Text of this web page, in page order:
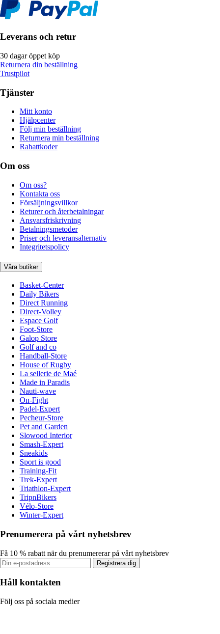
Leverans och retur
30 dagar öppet köp
Returnera din beställning
Trustpilot
Tjänster
Mitt konto
Hjälpcenter
Följ min beställning
Returnera min beställning
Rabattkoder
Om oss
Om oss?
Kontakta oss
Försäljningsvillkor
Returer och återbetalningar
Ansvarsfriskrivning
Betalningsmetoder
Priser och leveransalternativ
Integritetspolicy
Våra butiker
Basket-Center
Daily Bikers
Direct Running
Direct-Volley
Espace Golf
Foot-Store
Galop Store
Golf and co
Handball-Store
House of Rugby
La sellerie de Maé
Made in Paradis
Nauti-wave
On-Fight
Padel-Expert
Pecheur-Store
Pet and Garden
Slowood Interior
Smash-Expert
Sneakids
Sport is good
Training-Fit
Trek-Expert
Triathlon-Expert
TripnBikers
Vélo-Store
Winter-Expert
Prenumerera på vårt nyhetsbrev
Få 10 % rabatt när du prenumererar på vårt nyhetsbrev
Registrera dig
Håll kontakten
Följ oss på sociala medier